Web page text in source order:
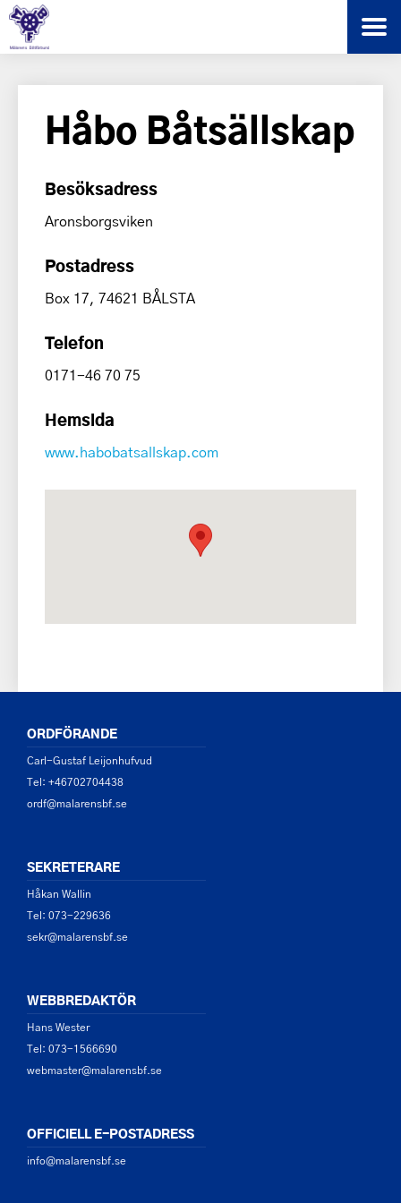
Håbo Båtsällskap
Besöksadress
Aronsborgsviken
Postadress
Box 17, 74621 BÅLSTA
Telefon
0171-46 70 75
Hemsida
www.habobatsallskap.com
ORDFÖRANDE
Carl-Gustaf Leijonhufvud
Tel: +46702704438
ordf@malarensbf.se
SEKRETERARE
Håkan Wallin
Tel: 073-229636
sekr@malarensbf.se
WEBBREDAKTÖR
Hans Wester
Tel: 073-1566690
webmaster@malarensbf.se
OFFICIELL E-POSTADRESS
info@malarensbf.se